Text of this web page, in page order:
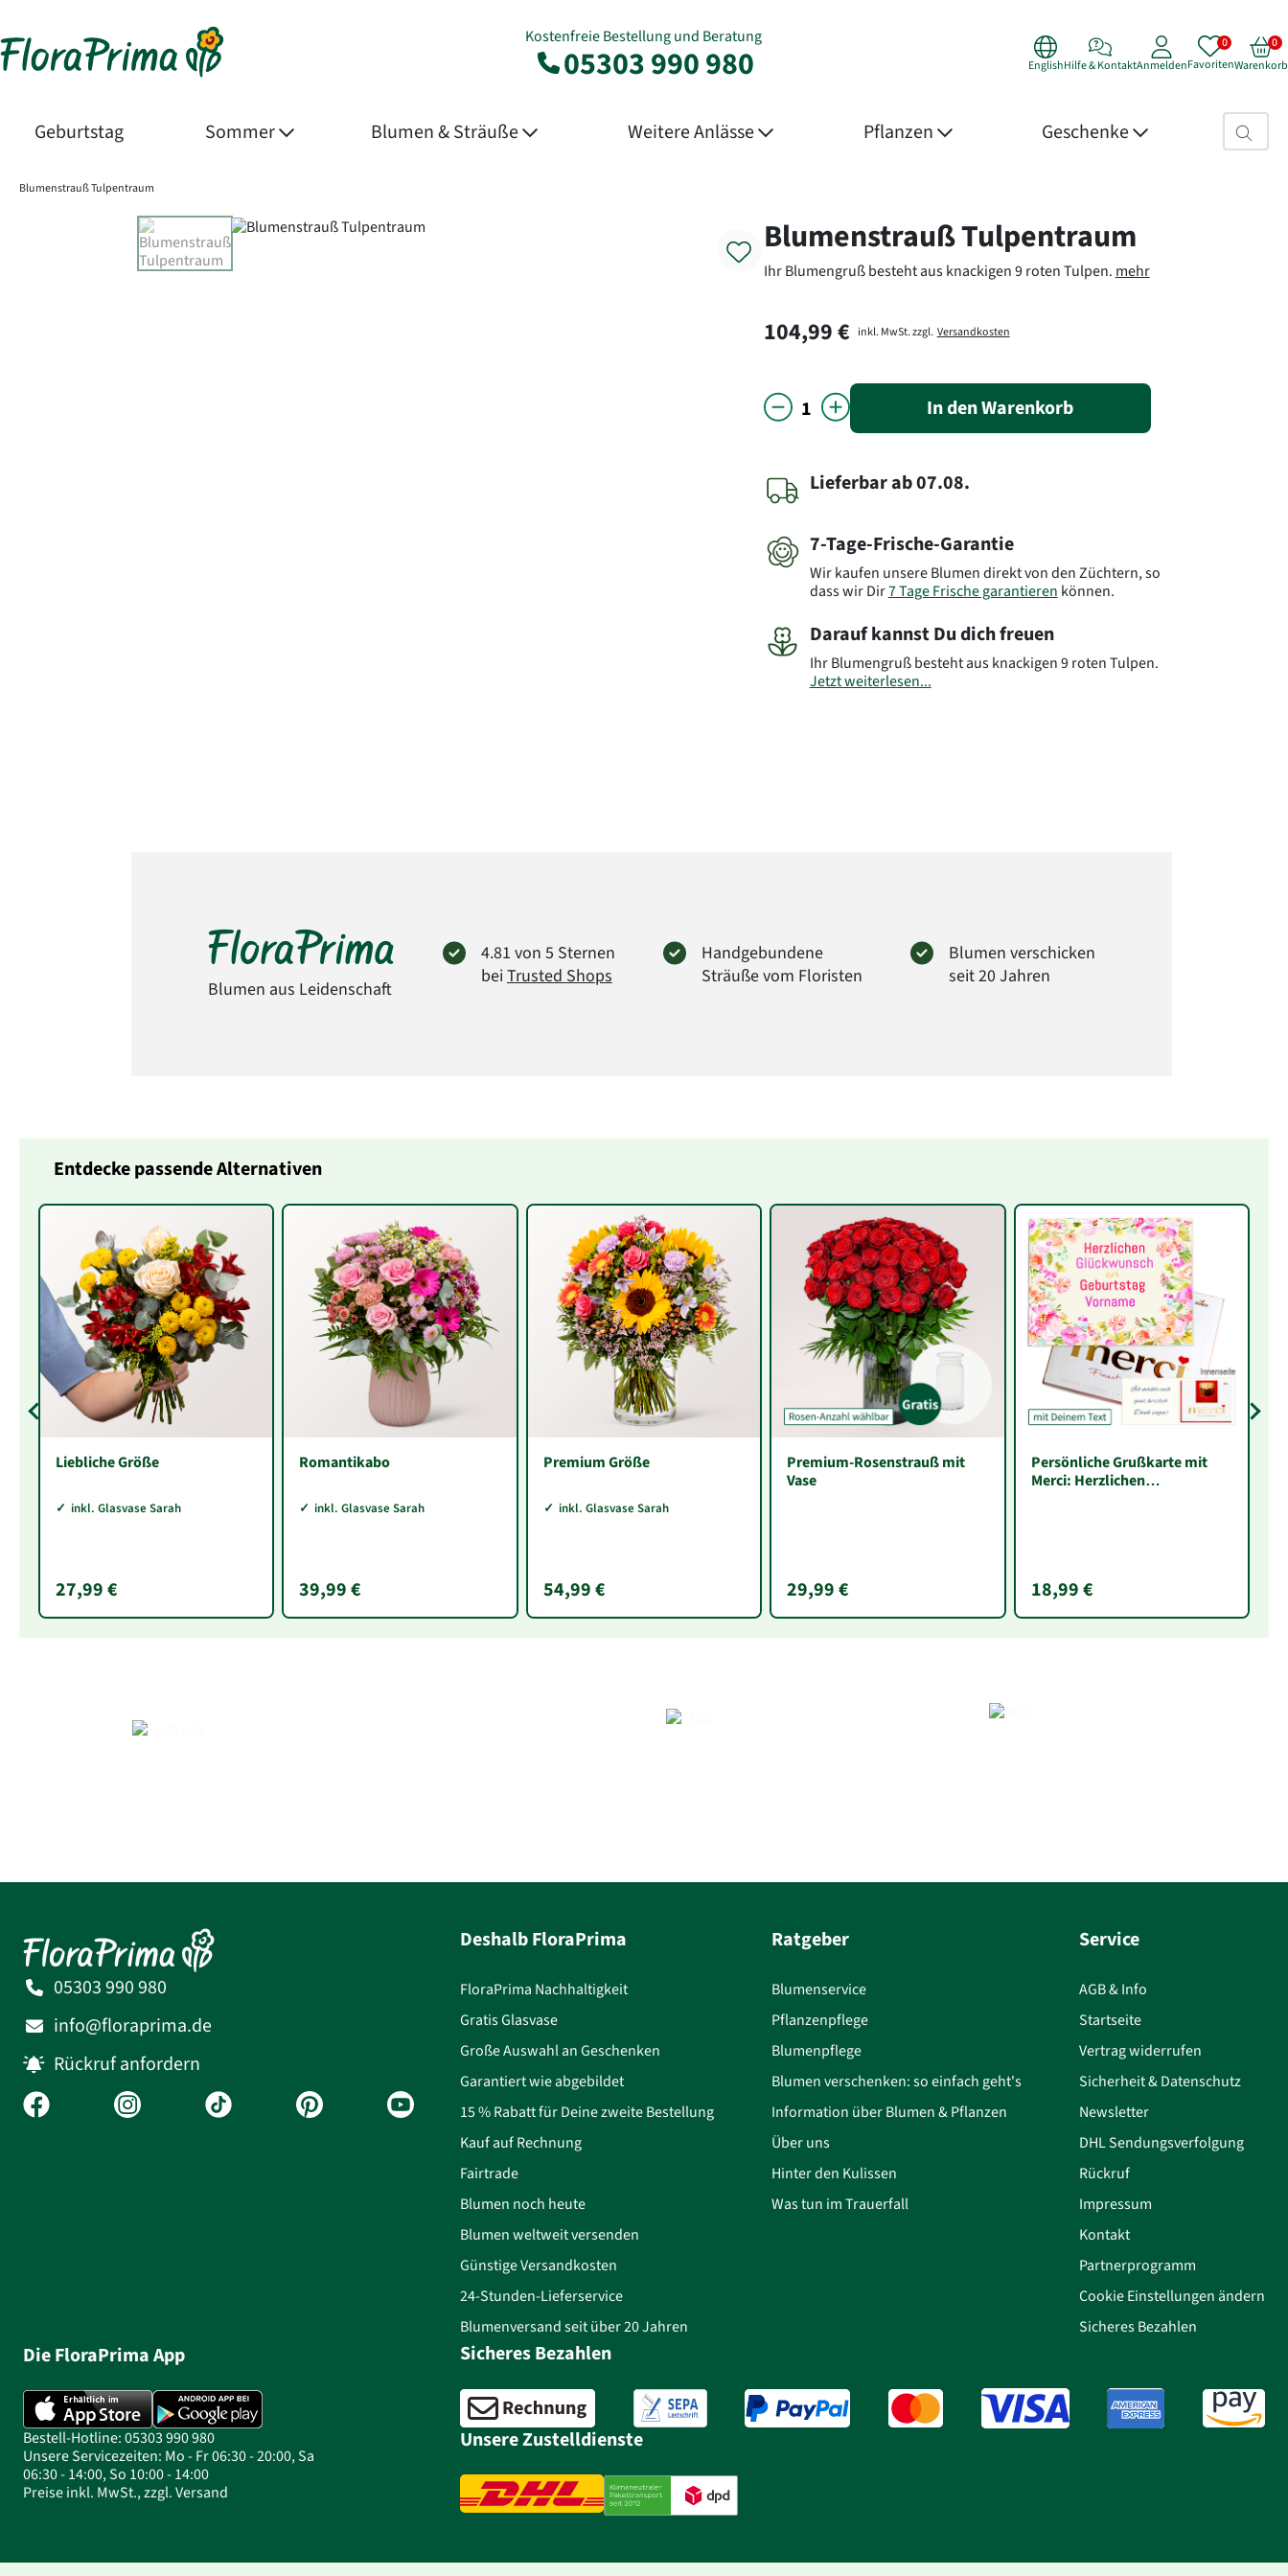
Kostenfreie Bestellung und Beratung
05303 990 980 EnglishHilfe & KontaktAnmeldenFavoritenWarenkorb
Geburtstag Sommer Blumen & Sträuße Weitere Anlässe Pflanzen Geschenke Suchfeld>
Blumenstrauß Tulpentraum
Product Images Product Details
Blumenstrauß Tulpentraum
Ihr Blumengruß besteht aus knackigen 9 roten Tulpen. mehr
104,99 € inkl. MwSt. zzgl. Versandkosten
In den Warenkorb
Lieferbarab07.08.
7-Tage-Frische-Garantie
Wir kaufen unsere Blumen direkt von den Züchtern, so
dass wir Dir7 Tage Frische garantieren können.
Darauf kannst Du dich freuen
Ihr Blumengruß besteht aus knackigen 9 roten Tulpen.
Jetzt weiterlesen...
Blumen aus Leidenschaft
4.81 von 5 Sternen
bei Trusted Shops
Handgebundene
Sträuße vom Floristen
Blumen verschicken
seit 20 Jahren
Entdecke passende Alternativen
Liebliche Größe
inkl. Glasvase Sarah
27,99 €
Romantikabo
inkl. Glasvase Sarah
39,99 €
Premium Größe
inkl. Glasvase Sarah
54,99 €
Premium-Rosenstrauß mit
Vase
29,99 €
Persönliche Grußkarte mit
Merci: Herzlichen
18,99 €
05303 990 980
info@floraprima.de
Rückruf anfordern
Die FloraPrima App
Bestell-Hotline: 05303 990 980
Unsere Servicezeiten: Mo - Fr 06:30 - 20:00, Sa
06:30 - 14:00, So 10:00 - 14:00
Preise inkl. MwSt., zzgl. Versand
Deshalb FloraPrima
FloraPrima Nachhaltigkeit
Gratis Glasvase
Große Auswahl an Geschenken
Garantiert wie abgebildet
15 % Rabatt für Deine zweite Bestellung
Kauf auf Rechnung
Fairtrade
Blumen noch heute
Blumen weltweit versenden
Günstige Versandkosten
24-Stunden-Lieferservice
Blumenversand seit über 20 Jahren
Ratgeber
Blumenservice
Pflanzenpflege
Blumenpflege
Blumen verschenken: so einfach geht's
Information über Blumen & Pflanzen
Über uns
Hinter den Kulissen
Was tun im Trauerfall
Service
AGB & Info
Startseite
Vertrag widerrufen
Sicherheit & Datenschutz
Newsletter
DHL Sendungsverfolgung
Rückruf
Impressum
Kontakt
Partnerprogramm
Cookie Einstellungen ändern
Sicheres Bezahlen
Sicheres Bezahlen
Unsere Zustelldienste